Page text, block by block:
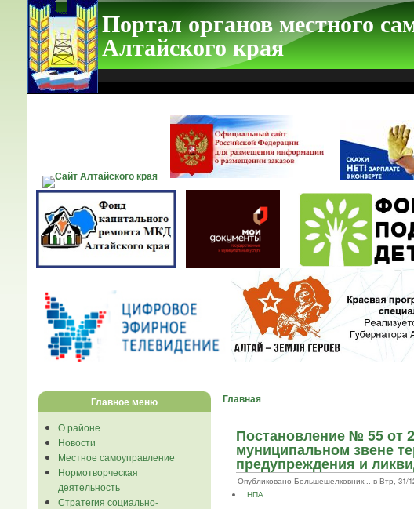
Портал органов местного
Алтайского края
Главное меню
О районе
Новости
Местное самоуправление
Нормотворческая
деятельность
Стратегия социально-
Главная
Постановление № 55 от
муниципальном звене
предупреждения и
Опубликовано Большешелковник... в Втр, 31/
НПА